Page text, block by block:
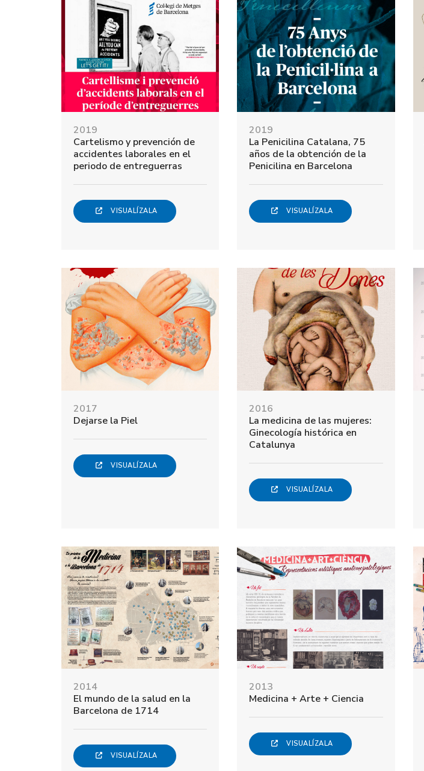
2019
Cartelismo y prevención de
accidentes laborales en el
periodo de entreguerras
VISUALÍZALA
2019
La Penicilina Catalana, 75
años de la obtención de la
Penicilina en Barcelona
VISUALÍZALA
2017
Dejarse la Piel
VISUALÍZALA
2016
La medicina de las mujeres:
Ginecología histórica en
Catalunya
VISUALÍZALA
2014
El mundo de la salud en la
Barcelona de 1714
VISUALÍZALA
2013
Medicina + Arte + Ciencia
VISUALÍZALA